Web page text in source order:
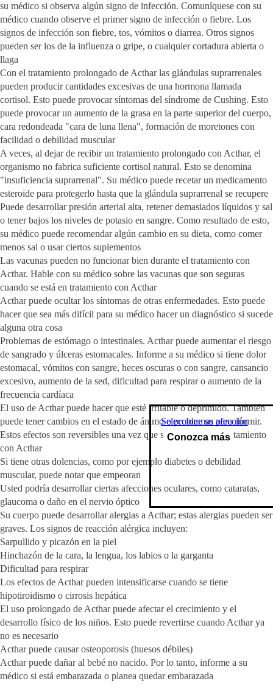
su médico si observa algún signo de infección. Comuníquese con su
médico cuando observe el primer signo de infección o fiebre. Los
signos de infección son fiebre, tos, vómitos o diarrea. Otros signos
pueden ser los de la influenza o gripe, o cualquier cortadura abierta o
llaga
Con el tratamiento prolongado de Acthar las glándulas suprarrenales
pueden producir cantidades excesivas de una hormona llamada
cortisol. Esto puede provocar síntomas del síndrome de Cushing. Esto
puede provocar un aumento de la grasa en la parte superior del cuerpo,
cara redondeada "cara de luna llena", formación de moretones con
facilidad o debilidad muscular
A veces, al dejar de recibir un tratamiento prolongado con Acthar, el
organismo no fabrica suficiente cortisol natural. Esto se denomina
"insuficiencia suprarrenal". Su médico puede recetar un medicamento
esteroide para protegerlo hasta que la glándula suprarrenal se recupere
Puede desarrollar presión arterial alta, retener demasiados líquidos y sal
o tener bajos los niveles de potasio en sangre. Como resultado de esto,
su médico puede recomendar algún cambio en su dieta, como comer
menos sal o usar ciertos suplementos
Las vacunas pueden no funcionar bien durante el tratamiento con
Acthar. Hable con su médico sobre las vacunas que son seguras
cuando se está en tratamiento con Acthar
Acthar puede ocultar los síntomas de otras enfermedades. Esto puede
hacer que sea más difícil para su médico hacer un diagnóstico si sucede
alguna otra cosa
Problemas de estómago o intestinales. Acthar puede aumentar el riesgo
de sangrado y úlceras estomacales. Informe a su médico si tiene dolor
estomacal, vómitos con sangre, heces oscuras o con sangre, cansancio
excesivo, aumento de la sed, dificultad para respirar o aumento de la
frecuencia cardíaca
El uso de Acthar puede hacer que esté irritable o deprimido. También
puede tener cambios en el estado de ánimo o problemas para dormir.
Estos efectos son reversibles una vez que se interrumpe el tratamiento
con Acthar
Si tiene otras dolencias, como por ejemplo diabetes o debilidad
muscular, puede notar que empeoran
Usted podría desarrollar ciertas afecciones oculares, como cataratas,
glaucoma o daño en el nervio óptico
Su cuerpo puede desarrollar alergias a Acthar; estas alergias pueden ser
graves. Los signos de reacción alérgica incluyen:
Sarpullido y picazón en la piel
Hinchazón de la cara, la lengua, los labios o la garganta
Dificultad para respirar
Los efectos de Acthar pueden intensificarse cuando se tiene
hipotiroidismo o cirrosis hepática
El uso prolongado de Acthar puede afectar el crecimiento y el
desarrollo físico de los niños. Esto puede revertirse cuando Acthar ya
no es necesario
Acthar puede causar osteoporosis (huesos débiles)
Acthar puede dañar al bebé no nacido. Por lo tanto, informe a su
médico si está embarazada o planea quedar embarazada
Seleccione su afección
Conozca más